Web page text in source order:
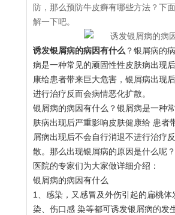
防，那么预防牛皮癣有哪些方法？下
解一下吧。
诱发银屑病的病因有什么 ？银屑病的
病是一种常见的顽固性性皮肤病出现
康给患者带来巨大危害，银屑病出现
进行治疗反而会病情恶化扩散。
银屑病的病因有什么？银屑病是一种
肤病出现后严重影响皮肤健康给 患者
屑病出现后不会自行消退不进行治疗
散。那么出现银屑病的原因是什么呢
医院的专家们为大家做详细介绍：
银屑病的病因有什么
1、感染，又感冒及外伤引起的扁桃体
染、伤口感 染等都可诱发银屑病的发